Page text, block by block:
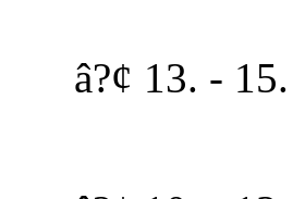
â?¢ 13. - 15.